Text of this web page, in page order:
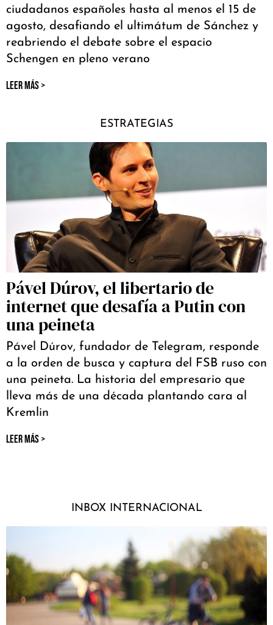
ciudadanos españoles hasta al menos el 15 de
agosto, desafiando el ultimátum de Sánchez y
reabriendo el debate sobre el espacio
Schengen en pleno verano
LEER MÁS >
ESTRATEGIAS
Pável Dúrov, el libertario de
internet que desafía a Putin con
una peineta
Pável Dúrov, fundador de Telegram, responde
a la orden de busca y captura del FSB ruso con
una peineta. La historia del empresario que
lleva más de una década plantando cara al
Kremlin
LEER MÁS >
INBOX INTERNACIONAL